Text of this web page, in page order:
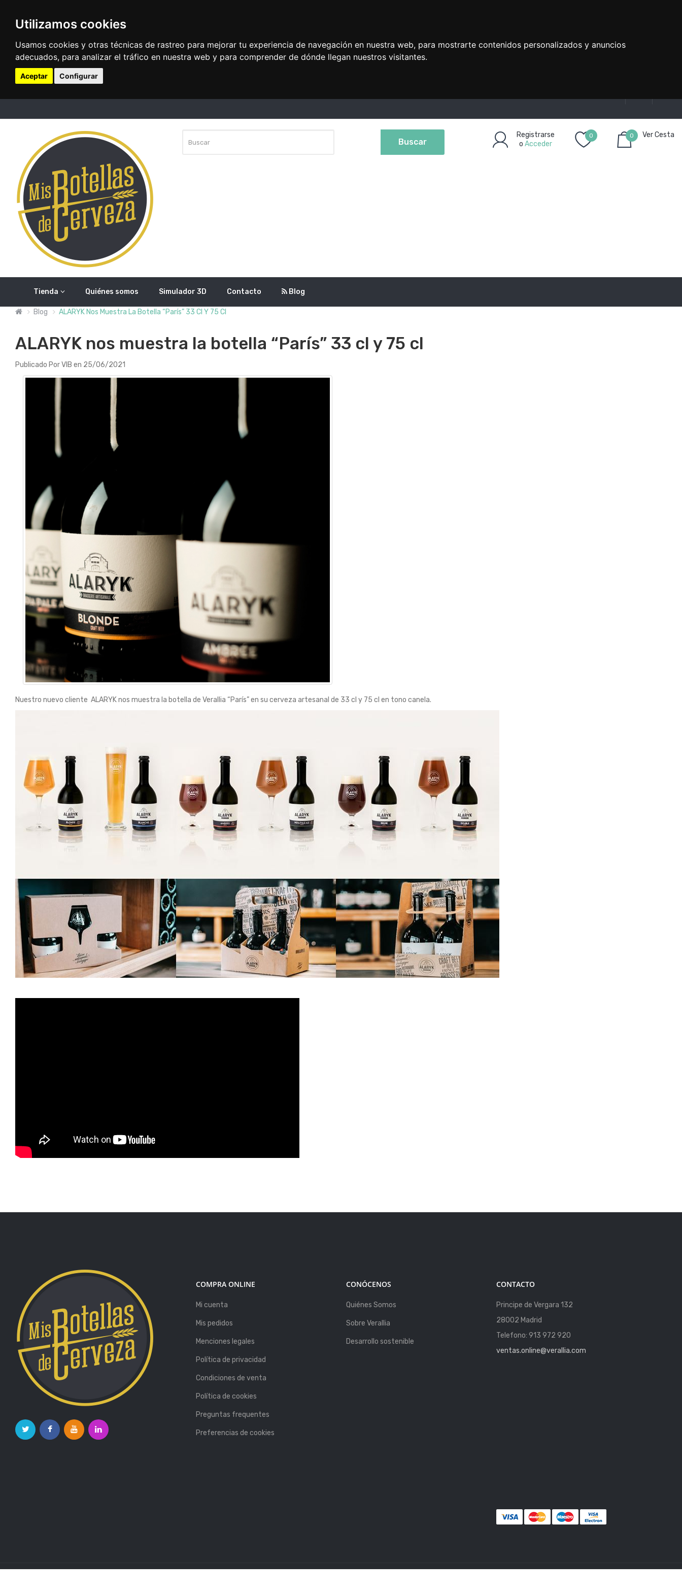
Utilizamos cookies
Usamos cookies y otras técnicas de rastreo para mejorar tu experiencia de navegación en nuestra web, para mostrarte contenidos personalizados y anuncios
adecuados, para analizar el tráfico en nuestra web y para comprender de dónde llegan nuestros visitantes.
Aceptar Configurar
Buscar
Registrarse
o Acceder
0
0
Artículo(s)
Ver Cesta
Tienda Quiénes somos Simulador 3D Contacto Blog
Blog ALARYK Nos Muestra La Botella “París” 33 Cl Y 75 Cl
ALARYK nos muestra la botella “París” 33 cl y 75 cl
Publicado Por VIB en 25/06/2021
Nuestro nuevo cliente ALARYK nos muestra la botella de Verallia “París” en su cerveza artesanal de 33 cl y 75 cl en tono canela.
COMPRA ONLINE
Mi cuenta
Mis pedidos
Menciones legales
Política de privacidad
Condiciones de venta
Política de cookies
Preguntas frequentes
Preferencias de cookies
CONÓCENOS
Quiénes Somos
Sobre Verallia
Desarrollo sostenible
CONTACTO
Principe de Vergara 132
28002 Madrid
Telefono: 913 972 920
ventas.online@verallia.com